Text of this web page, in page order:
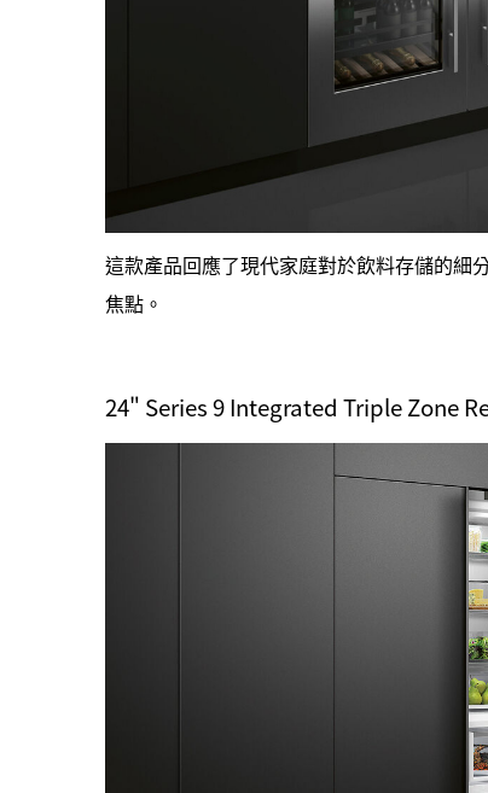
這款產品回應了現代家庭對於飲料存儲的細
焦點。
24" Series 9 Integrated Triple Zone